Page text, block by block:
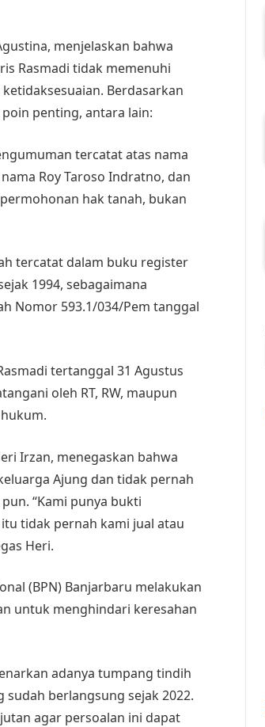
menjelaskan bahwa
Rasmadi tidak memenuhi
Berdasarkan
penting, antara lain:
tercatat atas nama
Roy Taroso Indratno, dan
hak tanah, bukan
tercatat dalam buku register
1994, sebagaimana
Nomor 593.1/034/Pem tanggal
tertanggal 31 Agustus
oleh RT, RW, maupun
Irzan, menegaskan bahwa
Ajung dan tidak pernah
“Kami punya bukti
tidak pernah kami jual atau
Heri.
(BPN) Banjarbaru melakukan
untuk menghindari keresahan
adanya tumpang tindih
berlangsung sejak 2022.
agar persoalan ini dapat